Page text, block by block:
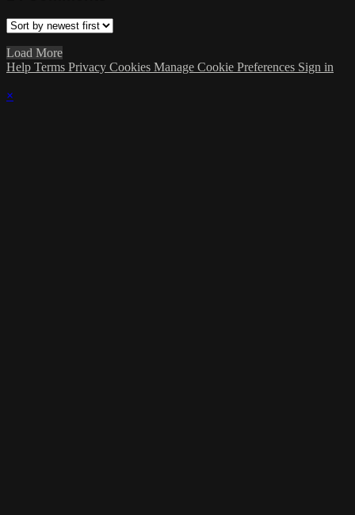
Load More
Help Terms Privacy Cookies Manage Cookie Preferences Sign in
×